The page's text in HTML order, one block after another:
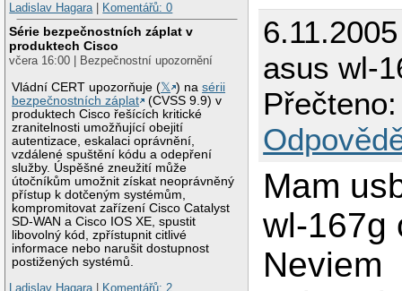
Ladislav Hagara| Komentářů: 0
Série bezpečnostních záplat v
produktech Cisco
včera 16:00 | Bezpečnostní upozornění
Vládní CERT upozorňuje (𝕏 ) nasérii
bezpečnostních záplat
(CVSS 9.9) v
produktech Cisco řešících kritické
zranitelnosti umožňující obejití
autentizace, eskalaci oprávnění,
vzdálené spuštění kódu a odepření
služby. Úspěšné zneužití může
útočníkům umožnit získat neoprávněný
přístup k dotčeným systémům,
kompromitovat zařízení Cisco Catalyst
SD-WAN a Cisco IOS XE, spustit
libovolný kód, zpřístupnit citlivé
informace nebo narušit dostupnost
postižených systémů.
Ladislav Hagara| Komentářů: 2
asus wl-
Mam
wl-167g
Neviem